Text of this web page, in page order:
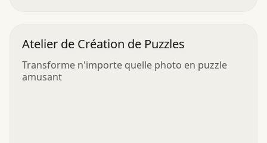
Atelier de Création de Puzzles
Transforme n'importe quelle photo en puzzle
amusant